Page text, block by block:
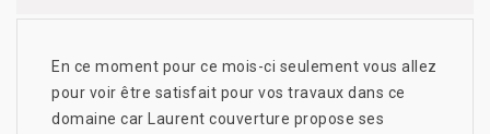
En ce moment pour ce mois-ci seulement vous allez
pour voir être satisfait pour vos travaux dans ce
domaine car Laurent couverture propose ses